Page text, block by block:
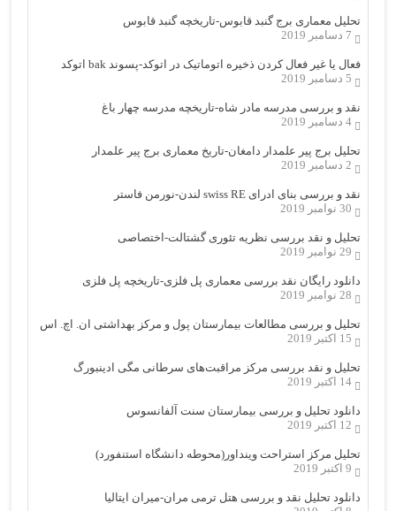
تحلیل معماری برج گنبد قابوس-تاریخچه گنبد قابوس
7 دسامبر 2019
فعال یا غیر فعال کردن ذخیره اتوماتیک در اتوکد-پسوند bak اتوکد
5 دسامبر 2019
نقد و بررسی مدرسه مادر شاه-تاریخچه مدرسه چهار باغ
4 دسامبر 2019
تحلیل برج پیر علمدار دامغان-تاریخ معماری برج پیر علمدار
2 دسامبر 2019
نقد و بررسی بنای ادرای swiss RE لندن-نورمن فاستر
30 نوامبر 2019
تحلیل و نقد بررسی نظریه تئوری گشتالت-اختصاصی
29 نوامبر 2019
دانلود رایگان نقد بررسی معماری پل فلزی-تاریخچه پل فلزی
28 نوامبر 2019
تحلیل و بررسی مطالعات بیمارستان پول و مرکز بهداشتی ان. اچ. اس
15 اکتبر 2019
تحلیل و نقد بررسی مرکز مراقبت‌های سرطانی مگی ادینبورگ
14 اکتبر 2019
دانلود تحلیل و بررسی بیمارستان سنت آلفانسوس
12 اکتبر 2019
تحلیل مرکز استراحت وینداور(محوطه دانشگاه استنفورد)
9 اکتبر 2019
دانلود تحلیل نقد و بررسی هتل ترمی مران-میران ایتالیا